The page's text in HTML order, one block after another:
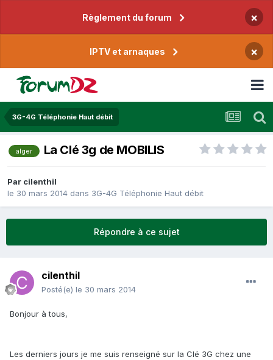
Règlement du forum ×
IPTV et arnaques ×
3G-4G Téléphonie Haut débit
alger La Clé 3g de MOBILIS
Par cilenthil
le 30 mars 2014 dans 3G-4G Téléphonie Haut débit
Répondre à ce sujet
cilenthil
Posté(e) le 30 mars 2014
Bonjour à tous,
Les derniers jours je me suis renseigné sur la Clé 3G chez une